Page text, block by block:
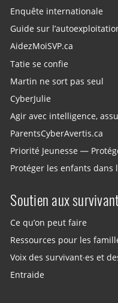
Enquête internationale
Guide sur
AidezMoiSVP.ca
Tatie se confie
Martin ne sort pas seul
CyberJulie
Agir avec intelligence,
ParentsCyberAvertis.ca
Priorité Jeunesse —
Protéger les enfants dans
Soutien aux
Ce qu’on peut faire
Ressources pour les
Voix des survivant·es et
Entraide